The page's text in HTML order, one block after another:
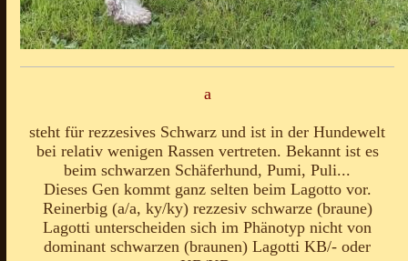
a
steht für rezzesives Schwarz und ist in der Hundewelt
bei relativ wenigen Rassen vertreten. Bekannt ist es
beim schwarzen Schäferhund, Pumi, Puli...
Dieses Gen kommt ganz selten beim Lagotto vor.
Reinerbig (a/a, ky/ky) rezzesiv schwarze (braune)
Lagotti unterscheiden sich im Phänotyp nicht von
dominant schwarzen (braunen) Lagotti KB/- oder